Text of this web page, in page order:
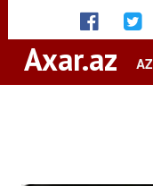
Axar.az AZ